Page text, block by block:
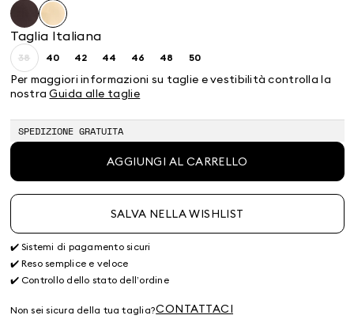
Taglia Italiana
38Taglia:
38
Prodotto
terminato
40Taglia:
40
42Taglia:
42
44Taglia:
46Taglia:
46
48Taglia:
48
50Taglia:
Per maggiori informazioni su taglie e vestibilità controlla la
nostraGuida alle taglie
SPEDIZIONE GRATUITA
AGGIUNGI AL CARRELLO
SALVA NELLA WISHLIST
✔️ Sistemi di pagamento sicuri
✔️ Reso semplice e veloce
✔️ Controllo dello stato dell’ordine
Non sei sicura della tua taglia?CONTATTACI